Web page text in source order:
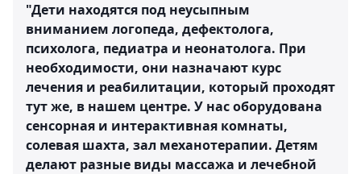
"Дети находятся под неусыпным
вниманием логопеда, дефектолога,
психолога, педиатра и неонатолога. При
необходимости, они назначают курс
лечения и реабилитации, который проходят
тут же, в нашем центре. У нас оборудована
сенсорная и интерактивная комнаты,
солевая шахта, зал механотерапии. Детям
делают разные виды массажа и лечебной